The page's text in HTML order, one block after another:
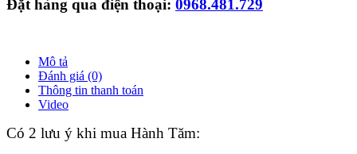
Đặt hàng qua điện thoại: 0968.481.729
Mô tả
Đánh giá (0)
Thông tin thanh toán
Video
Có 2 lưu ý khi mua Hành Tăm: